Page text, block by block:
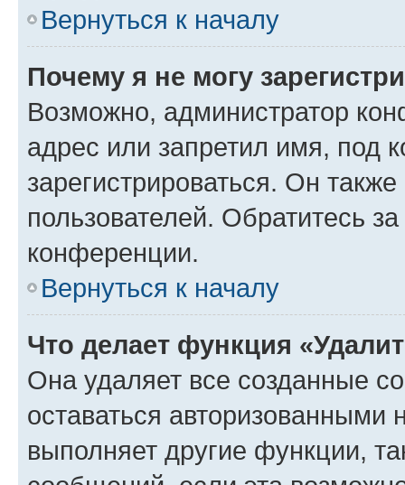
Вернуться к началу
Почему я не могу
Возможно, администратор
адрес или запретил имя, под
зарегистрироваться. Он
пользователей. Обратитесь
конференции.
Вернуться к началу
Что делает функция
Она удаляет все созданные
оставаться авторизованными
выполняет другие функции,